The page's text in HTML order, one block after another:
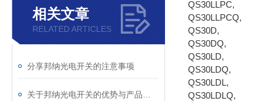
相关文章
RELATED ARTICLES
分享邦纳光电开关的注意事项
QS30LLPC,
QS30LLPCQ,
QS30D,
QS30DQ,
QS30LD,
QS30LDQ,
QS30LDL,
QS30LDLQ,